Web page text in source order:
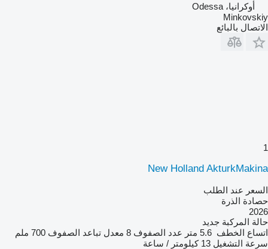
أوكرانيا، Odessa
Minkovskiy
الاتصال بالبائع
1
New Holland AkturkMakina
السعر عند الطلب
حصادة الذرة
2026
حالة المركبة جديد
اتساع الخطف 5.6 متر عدد الصفوف 8 معدل تباعد الصفوف 700 ملم
سرعة التشغيل 13 كيلومتر / ساعة